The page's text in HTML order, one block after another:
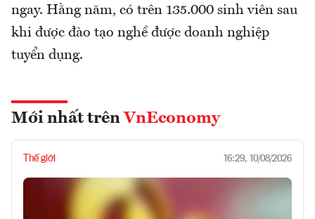
ngay. Hằng năm, có trên 135.000 sinh viên sau
khi được đào tạo nghề được doanh nghiệp
tuyển dụng.
Mới nhất trên VnEconomy
Thế giới 16:29, 10/08/2026